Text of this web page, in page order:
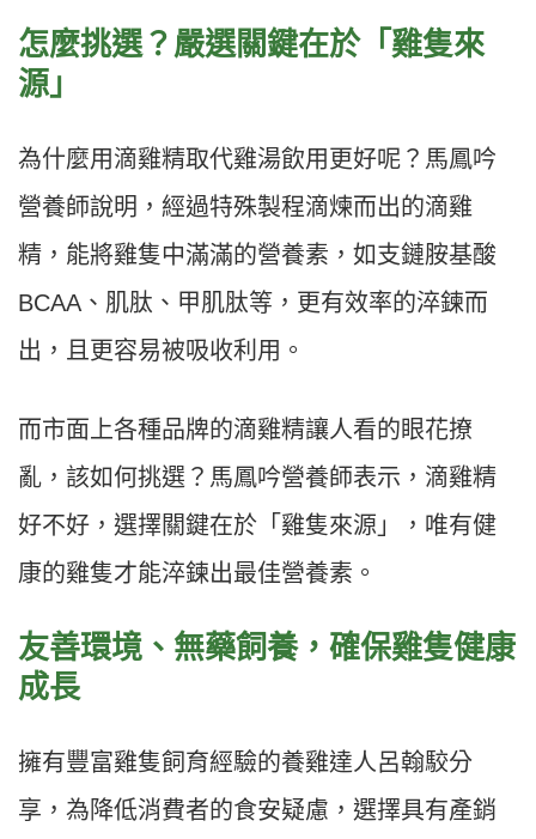
怎麼挑選？嚴選關鍵在於「雞隻來
源」
為什麼用滴雞精取代雞湯飲用更好呢？馬鳳吟
營養師說明，經過特殊製程滴煉而出的滴雞
精，能將雞隻中滿滿的營養素，如支鏈胺基酸
BCAA、肌肽、甲肌肽等，更有效率的淬鍊而
出，且更容易被吸收利用。
而市面上各種品牌的滴雞精讓人看的眼花撩
亂，該如何挑選？馬鳳吟營養師表示，滴雞精
好不好，選擇關鍵在於「雞隻來源」，唯有健
康的雞隻才能淬鍊出最佳營養素。
友善環境、無藥飼養，確保雞隻健康
成長
擁有豐富雞隻飼育經驗的養雞達人呂翰駮分
享，為降低消費者的食安疑慮，選擇具有產銷